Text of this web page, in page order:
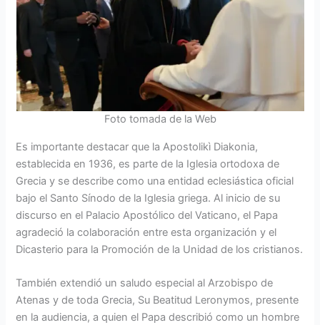
Foto tomada de la Web
Es importante destacar que la Apostolikì Diakonia,
establecida en 1936, es parte de la Iglesia ortodoxa de
Grecia y se describe como una entidad eclesiástica oficial
bajo el Santo Sínodo de la Iglesia griega. Al inicio de su
discurso en el Palacio Apostólico del Vaticano, el Papa
agradeció la colaboración entre esta organización y el
Dicasterio para la Promoción de la Unidad de los cristianos.
También extendió un saludo especial al Arzobispo de
Atenas y de toda Grecia, Su Beatitud Leronymos, presente
en la audiencia, a quien el Papa describió como un hombre